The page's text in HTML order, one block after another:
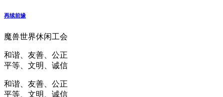
再续前缘
魔兽世界休闲工会
和谐、友善、公正
平等、文明、诚信
和谐、友善、公正
平等、文明、诚信